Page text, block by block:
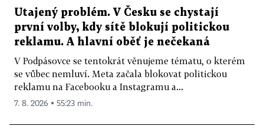
Utajený problém. V Česku se chystají
první volby, kdy sítě blokují politickou
reklamu. A hlavní oběť je nečekaná
V Podpásovce se tentokrát věnujeme tématu, o kterém
se vůbec nemluví. Meta začala blokovat politickou
reklamu na Facebooku a Instagramu a...
7. 8. 2026 ▪ 55:23 min.